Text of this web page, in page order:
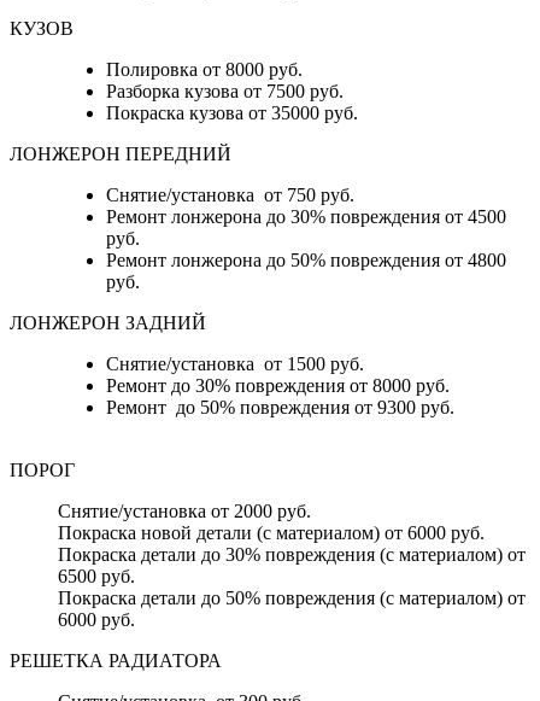
КУЗОВ
Полировка от 8000 руб.
Разборка кузова от 7500 руб.
Покраска кузова от 35000 руб.
ЛОНЖЕРОН ПЕРЕДНИЙ
Снятие/установка от 750 руб.
Ремонт лонжерона до 30% повреждения от 4500
руб.
Ремонт лонжерона до 50% повреждения от 4800
руб.
ЛОНЖЕРОН ЗАДНИЙ
Снятие/установка от 1500 руб.
Ремонт до 30% повреждения от 8000 руб.
Ремонт до 50% повреждения от 9300 руб.
ПОРОГ
Снятие/установка от 2000 руб.
Покраска новой детали (с материалом) от 6000 руб.
Покраска детали до 30% повреждения (с материалом) от
6500 руб.
Покраска детали до 50% повреждения (с материалом) от
6000 руб.
РЕШЕТКА РАДИАТОРА